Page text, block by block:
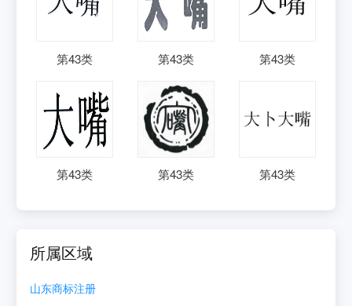
第43类 第43类 第43类
第43类 第43类 第43类
所属区域
山东商标注册